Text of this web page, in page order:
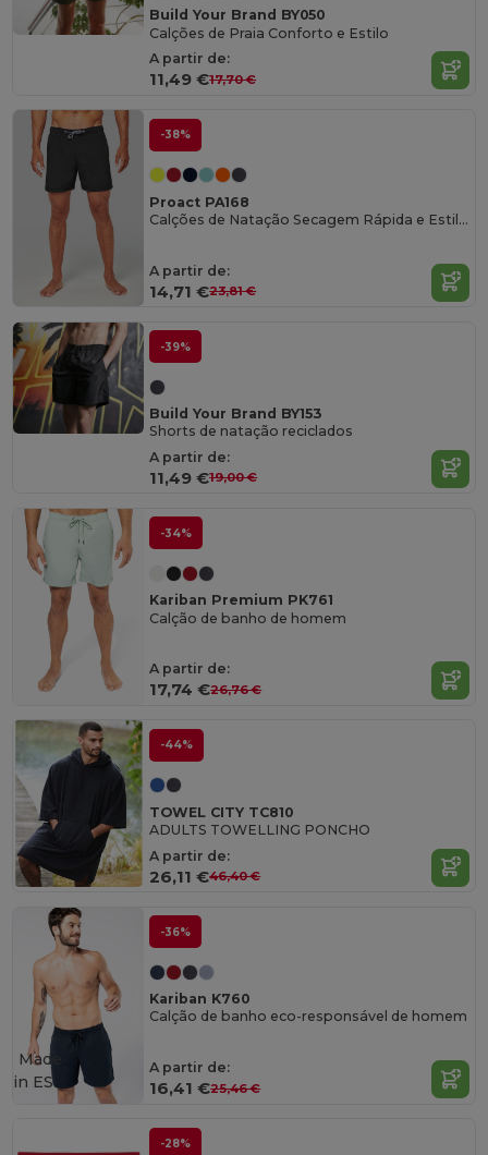
Build Your Brand BY050
Calções de Praia Conforto e Estilo
A partir de:
11,49 €17,70 €
-38%
Proact PA168
Calções de Natação Secagem Rápida e Estilo Moderno
A partir de:
14,71 €23,81 €
-39%
Build Your Brand BY153
Shorts de natação reciclados
A partir de:
11,49 €19,00 €
-34%
Kariban Premium PK761
Calção de banho de homem
A partir de:
17,74 €26,76 €
-44%
TOWEL CITY TC810
ADULTS TOWELLING PONCHO
A partir de:
26,11 €46,40 €
-36%
Kariban K760
Calção de banho eco-responsável de homem
A partir de:
16,41 €25,46 €
Made
in ES
-28%